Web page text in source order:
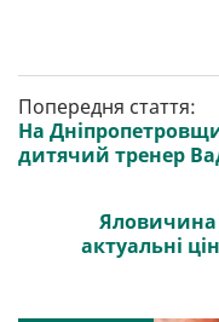
Попередня стаття:
На
дитячий тренер
Яловичина
актуальні